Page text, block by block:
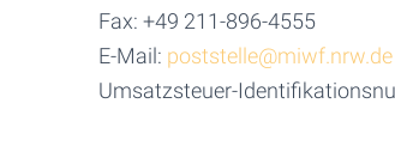
Fax: +49 211-896-4555
E-Mail: poststelle@miwf.nrw.de
Umsatzsteuer-